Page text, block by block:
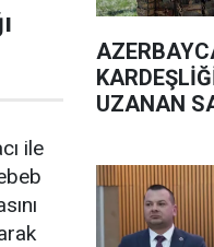
ile
UZANAN